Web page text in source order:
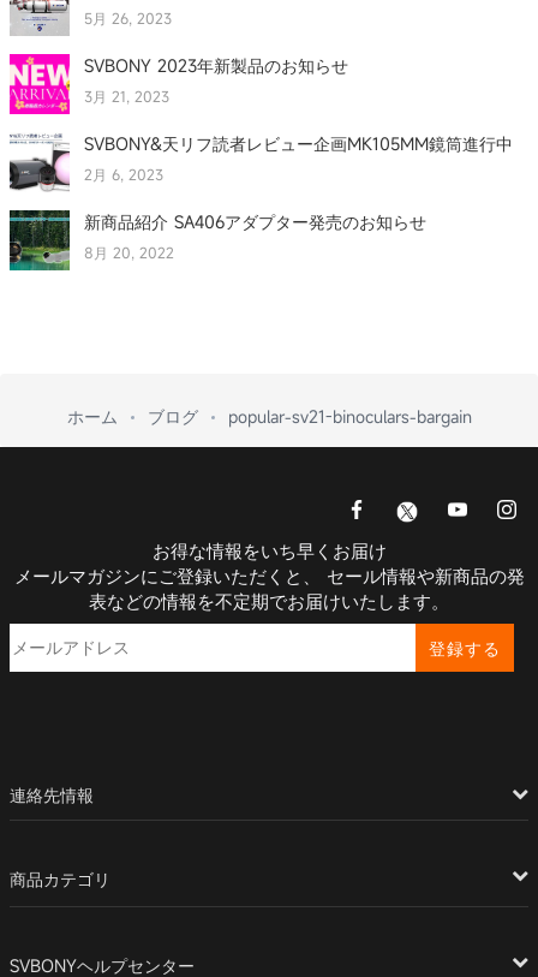
5月 26, 2023
SVBONY 2023年新製品のお知らせ
3月 21, 2023
SVBONY&天リフ読者レビュー企画MK105MM鏡筒進行中
2月 6, 2023
新商品紹介 SA406アダプター発売のお知らせ
8月 20, 2022
ホーム ブログ popular-sv21-binoculars-bargain
お得な情報をいち早くお届け
メールマガジンにご登録いただくと、 セール情報や新商品の発
表などの情報を不定期でお届けいたします。
登録する
連絡先情報
商品カテゴリ
SVBONYヘルプセンター